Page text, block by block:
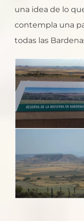
una idea de lo
contempla una
todas las